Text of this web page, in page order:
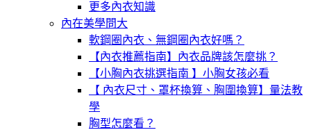
更多內衣知識
內在美學問大
軟鋼圈內衣、無鋼圈內衣好嗎？
【內衣推薦指南】內衣品牌該怎麼挑？
【小胸內衣挑選指南 】小胸女孩必看
【 內衣尺寸、罩杯換算、胸圍換算】量法教
學
胸型怎麼看？